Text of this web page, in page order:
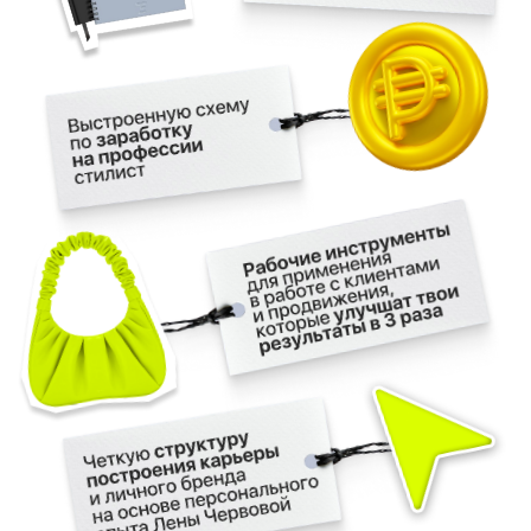
ОСТАВИТЬ ЗАЯВКУ НА
РАСПРОДАНО